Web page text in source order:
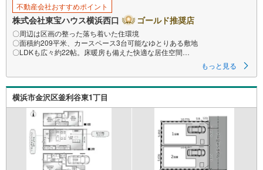
不動産会社おすすめポイント
株式会社東宝ハウス横浜西口 ゴールド推奨店
〇周辺は区画の整った落ち着いた住環境
〇面積約209平米、カースペース3台可能なゆとりある敷地
〇LDKも広々約22帖。床暖房も備えた快適な居住空間
「Yahoo！ 不動産 物件ご成約キャンペーン」の対象になります。
「資料をもらう」「見学予約をする」ボタンからお問い合わせください。
※必ずYahoo！ JAPAN IDでログインしてください。
※PayPayボーナスライトは出金と譲渡はできません。有効期限は付与日か
ら60日です。
ーーーーーーーーーーーーーーーーーーーーーーーーーー
紹介金融機関/都市銀行
利率/年利 0.95％（変動金利）
※上記金利は 2026年8月時点 のものであり、実際の適用金利は融資実行時
のものとなります。金利情勢により表記の返済額と異なる場合がありま
もっと見る
横浜市金沢区釜利谷東1丁目